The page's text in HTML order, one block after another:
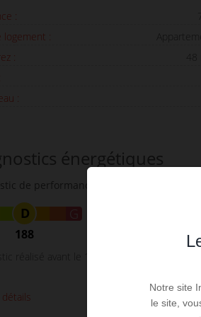
:
logement :
:
:
énergétiques
de performance énergétique
D
188
G
détails
Notre site
le site,